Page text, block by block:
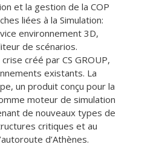
et la gestion de la COP
liées à la Simulation:
environnement 3D,
de scénarios.
créé par CS GROUP,
existants. La
un produit conçu pour la
moteur de simulation
de nouveaux types de
critiques et au
d’Athènes.